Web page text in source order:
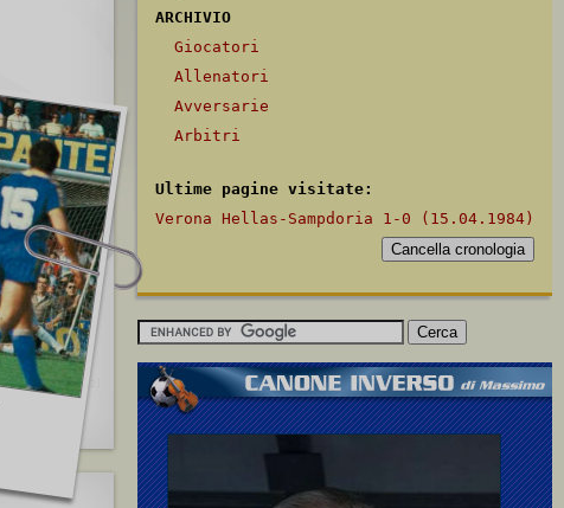
[2022]
ARCHIVIO
Giocatori
Allenatori
Avversarie
Arbitri
Ultime pagine visitate:
Verona Hellas-Sampdoria 1-0 (15.04.1984)